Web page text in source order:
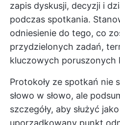
zapis dyskusji, decyzji i
podczas spotkania.
odniesienie do tego, co
przydzielonych zadań,
kluczowych poruszonych
Protokoły ze spotkań nie
słowo w słowo, ale
szczegóły, aby służyć
uporządkowany punkt